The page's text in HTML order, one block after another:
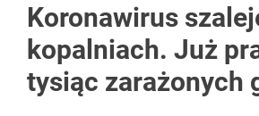
Koronawirus
kopalniach. Już
tysiąc zarażonych